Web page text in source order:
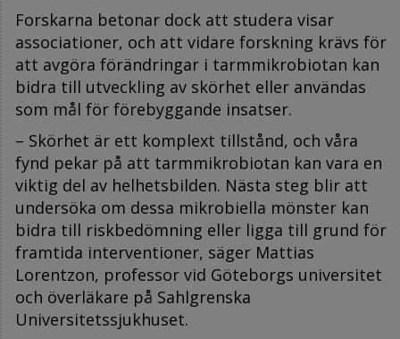
Forskarna betonar dock att studera visar
associationer, och att vidare forskning krävs för
att avgöra förändringar i tarmmikrobiotan kan
bidra till utveckling av skörhet eller användas
som mål för förebyggande insatser.
– Skörhet är ett komplext tillstånd, och våra
fynd pekar på att tarmmikrobiotan kan vara en
viktig del av helhetsbilden. Nästa steg blir att
undersöka om dessa mikrobiella mönster kan
bidra till riskbedömning eller ligga till grund för
framtida interventioner, säger Mattias
Lorentzon, professor vid Göteborgs universitet
och överläkare på Sahlgrenska
Universitetssjukhuset.